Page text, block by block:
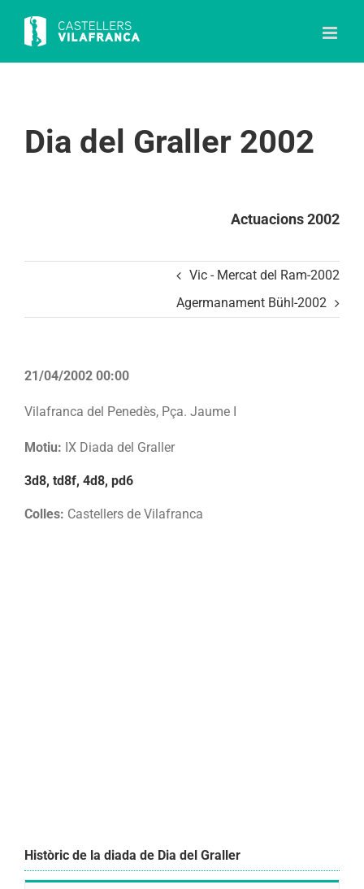
content
Dia del Graller 2002
Actuacions 2002
Vic - Mercat del Ram-2002
Agermanament Bühl-2002
21/04/2002 00:00
Vilafranca del Penedès, Pça. Jaume I
Motiu: IX Diada del Graller
3d8, td8f, 4d8, pd6
Colles: Castellers de Vilafranca
Històric de la diada de Dia del Graller